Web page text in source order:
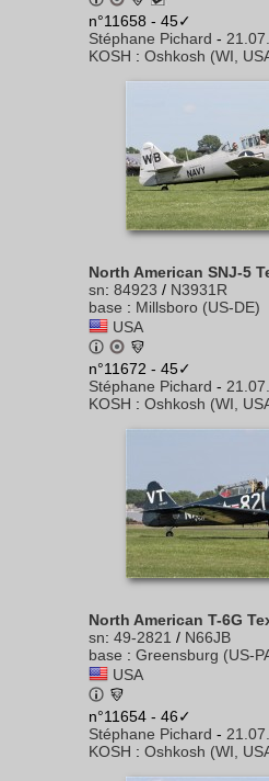
n°11658 - 45✓
Stéphane Pichard -
KOSH : Oshkosh (WI,
North American SNJ-5
sn: 84923 / N3931R
base : Millsboro (US-DE)
USA
n°11672 - 45✓
Stéphane Pichard -
KOSH : Oshkosh (WI,
North American T-6G
sn: 49-2821 / N66JB
base : Greensburg (US-
USA
n°11654 - 46✓
Stéphane Pichard -
KOSH : Oshkosh (WI,